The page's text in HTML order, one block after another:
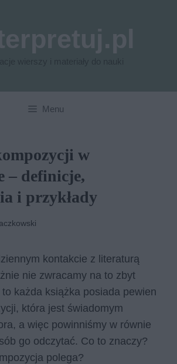
Menu
w
– definicje,
i przykłady
kontakcie z literaturą
nie zwracamy na to zbyt
każda książka posiada pewien
która jest świadomym
a więc powinniśmy w równie
go odczytać. Co to znaczy?
polega?